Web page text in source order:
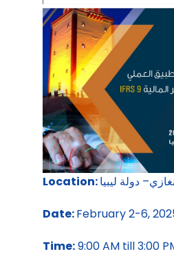
Location:دولة ليبيا
Date:February 2-6,
Time:9:00 AM till 3:00